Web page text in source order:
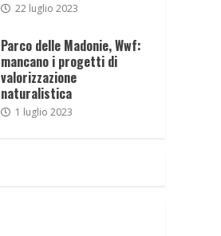
22 luglio 2023
Parco delle Madonie, Wwf:
mancano i progetti di
valorizzazione
naturalistica
1 luglio 2023